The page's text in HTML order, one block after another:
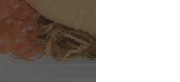
コープしが
コープしが
コープしが